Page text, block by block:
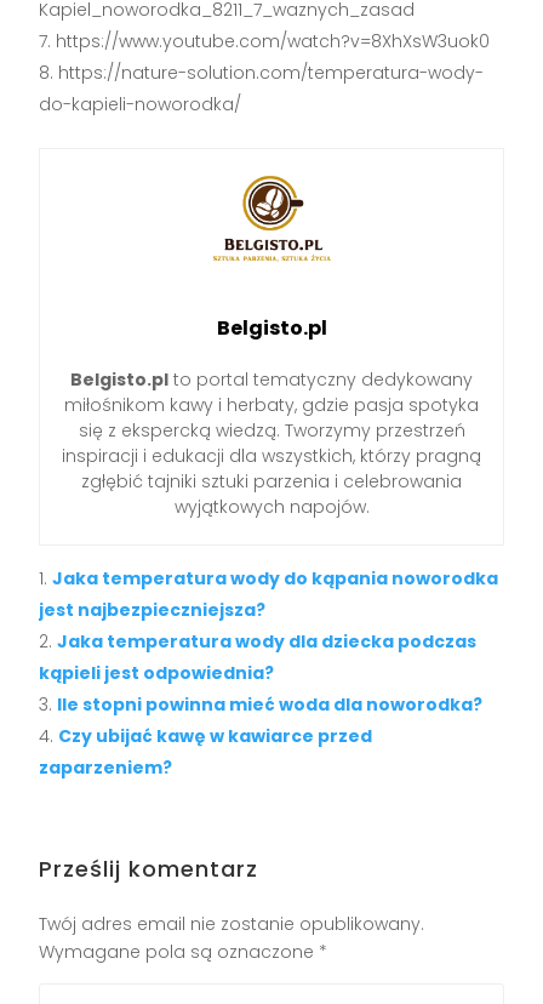
Kapiel_noworodka_8211_7_waznych_zasad
https://www.youtube.com/watch?v=8XhXsW3uok0
https://nature-solution.com/temperatura-wody-
do-kapieli-noworodka/
Belgisto.pl
Belgisto.pl to portal tematyczny dedykowany
miłośnikom kawy i herbaty, gdzie pasja spotyka
się z ekspercką wiedzą. Tworzymy przestrzeń
inspiracji i edukacji dla wszystkich, którzy pragną
zgłębić tajniki sztuki parzenia i celebrowania
wyjątkowych napojów.
Jaka temperatura wody do kąpania noworodka
jest najbezpieczniejsza?
Jaka temperatura wody dla dziecka podczas
kąpieli jest odpowiednia?
Ile stopni powinna mieć woda dla noworodka?
Czy ubijać kawę w kawiarce przed
zaparzeniem?
Prześlij komentarz
Twój adres email nie zostanie opublikowany.
Wymagane pola są oznaczone *